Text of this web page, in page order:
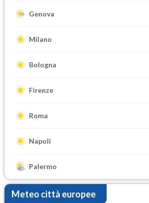
Genova
Milano
Bologna
Firenze
Roma
Napoli
Palermo
Meteo città europee